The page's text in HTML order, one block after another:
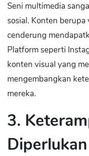
Seni multimedia
sosial. Konten
cenderung
Platform seperti
konten visual yang
mengembangkan
mereka.
3.